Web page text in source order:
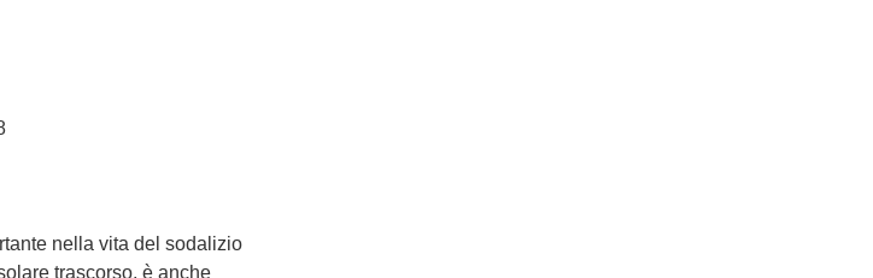
nella vita del sodalizio
trascorso, è anche